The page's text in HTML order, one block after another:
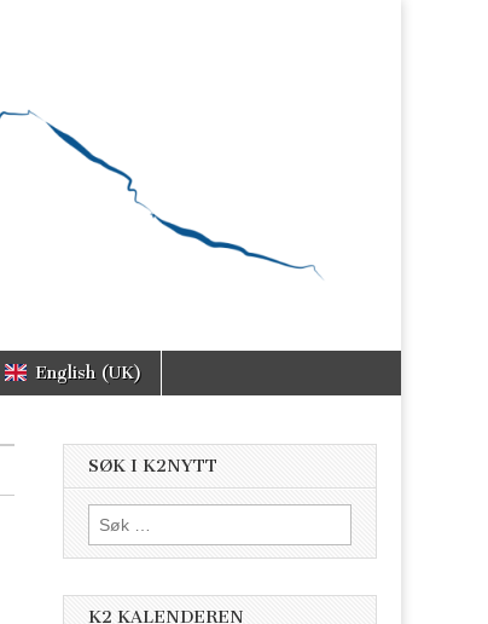
English (UK)
SØK I K2NYTT
Søk
etter:
K2 KALENDEREN